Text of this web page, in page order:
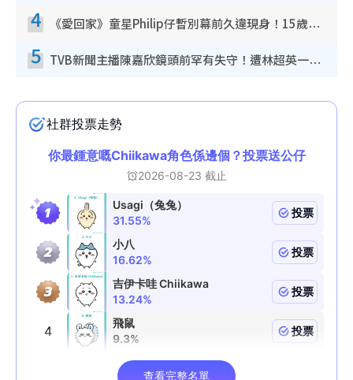
4 《愛回家》童星Philip仔暫別幕前久違現身！15歲近況暴風長高蛻變帥氣少男
5 TVB新聞主播陳嘉欣鏡頭前罕有失守！遭林超英一句說話突襲嚇親當場大笑